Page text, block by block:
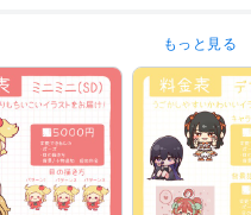
もっと見る